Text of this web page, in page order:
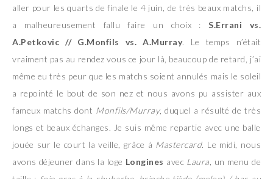
aller pour les quarts de finale le 4 juin, de très beaux matchs, il
a malheureusement fallu faire un choix :S.Errani vs.
A.Petkovic // G.Monfils vs. A.Murray. Le temps n’était
vraiment pas au rendez vous ce jour là, beaucoup de retard, j’ai
même eu très peur que les matchs soient annulés mais le soleil
a repointé le bout de son nez et nous avons pu assister aux
fameux matchs dont Monfils/Murray, duquel a résulté de très
longs et beaux échanges. Je suis même repartie avec une balle
jouée sur le court la veille, grâce à Mastercard. Le midi, nous
avons déjeuner dans la loge Longines avec Laura , un menu de